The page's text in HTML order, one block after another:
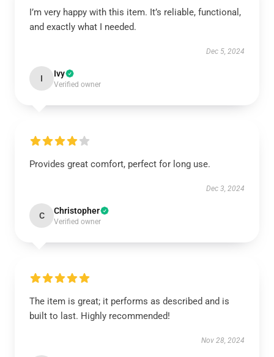
I’m very happy with this item. It’s reliable, functional,
and exactly what I needed.
Dec 5, 2024
I Ivy
Verified owner
Provides great comfort, perfect for long use.
Dec 3, 2024
C Christopher
Verified owner
The item is great; it performs as described and is
built to last. Highly recommended!
Nov 28, 2024